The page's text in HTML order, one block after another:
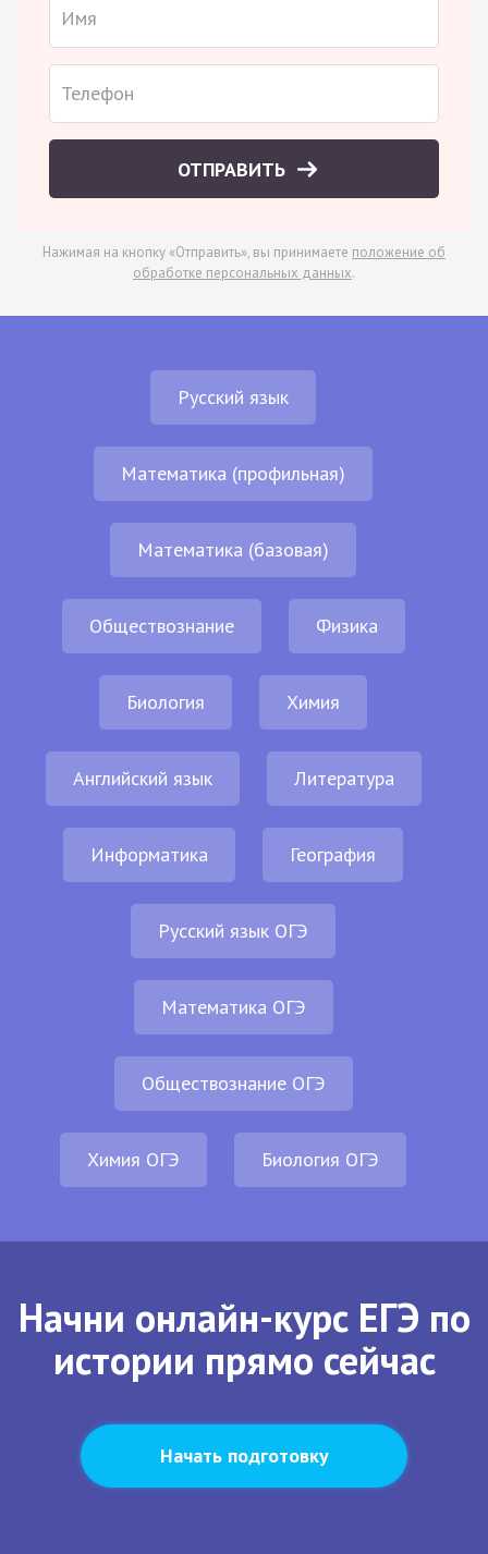
ОТПРАВИТЬ
Нажимая на кнопку «Отправить», вы принимаете положение об
обработке персональных данных.
Русский язык
Математика (профильная)
Математика (базовая)
Обществознание Физика
Биология Химия
Английский язык Литература
Информатика География
Русский язык ОГЭ
Математика ОГЭ
Обществознание ОГЭ
Химия ОГЭ Биология ОГЭ
Начни онлайн-курс ЕГЭ по
истории прямо сейчас
Начать подготовку